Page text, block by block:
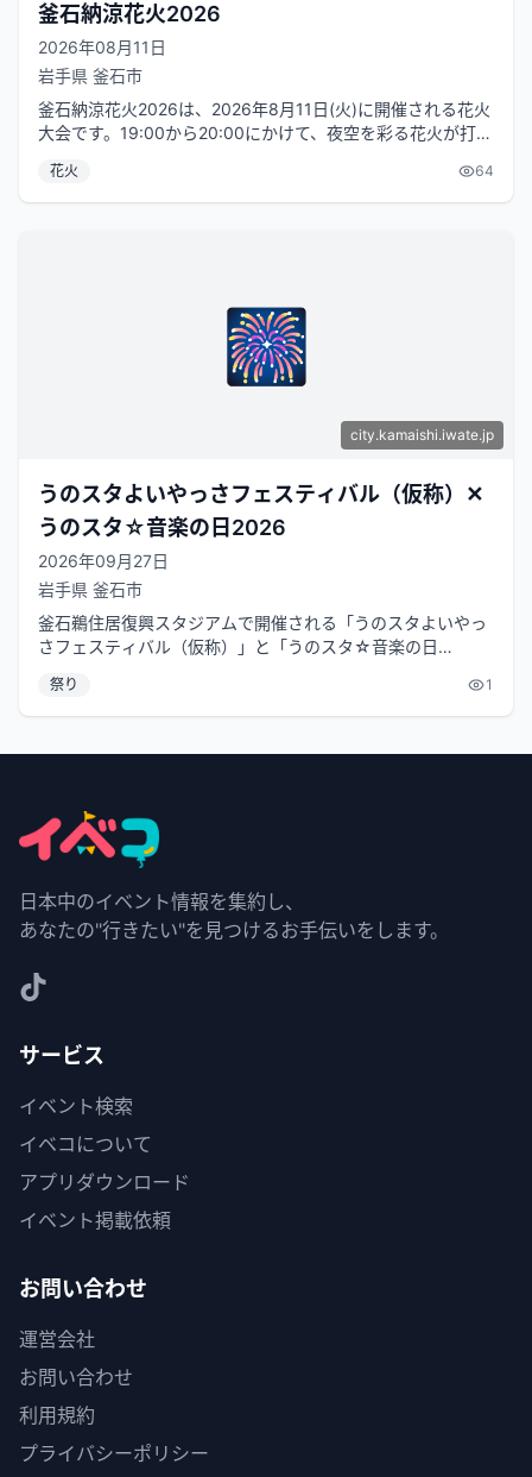
釜石納涼花火2026
2026年08月11日
岩手県 釜石市
釜石納涼花火2026は、2026年8月11日(火)に開催される花火
大会です。19:00から20:00にかけて、夜空を彩る花火が打ち
花火 64
🎆
city.kamaishi.iwate.jp
うのスタよいやっさフェスティバル（仮称）✕
うのスタ☆音楽の日2026
2026年09月27日
岩手県 釜石市
釜石鵜住居復興スタジアムで開催される「うのスタよいやっ
さフェスティバル（仮称）」と「うのスタ☆音楽の日
祭り 1
日本中のイベント情報を集約し、
あなたの"行きたい"を見つけるお手伝いをします。
サービス
イベント検索
イベコについて
アプリダウンロード
イベント掲載依頼
お問い合わせ
運営会社
お問い合わせ
利用規約
プライバシーポリシー